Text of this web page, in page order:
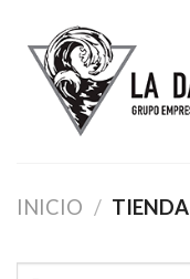
content
INICIO / TIENDA